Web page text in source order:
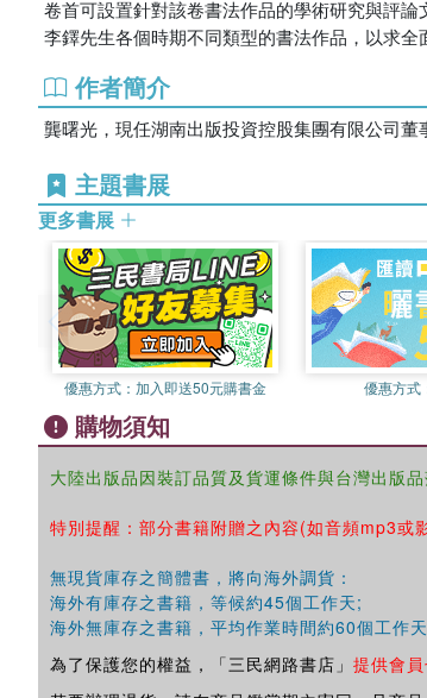
卷首可設置針對該卷書法作品的學術研究與評
李鐸先生各個時期不同類型的書法作品，以求全
作者簡介
龔曙光，現任湖南出版投資控股集團有限公司董
主題書展
更多書展
優惠方式： 加入即送50元購書金 優惠方式
購物須知
大陸出版品因裝訂品質及貨運條件與台灣出版
特別提醒：部分書籍附贈之內容(如音頻mp3或
無現貨庫存之簡體書，將向海外調貨：
海外有庫存之書籍，等候約45個工作天;
海外無庫存之書籍，平均作業時間約60個工作
為了保護您的權益，「三民網路書店」 提供會